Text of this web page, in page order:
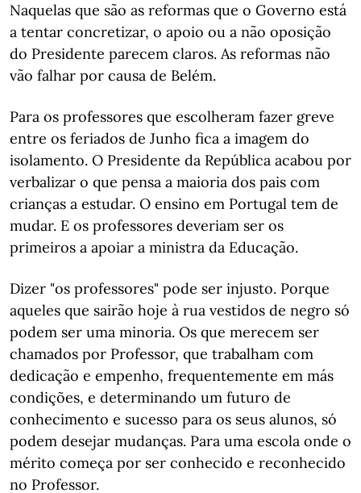
Naquelas que são as reformas que o Governo está
a tentar concretizar, o apoio ou a não oposição
do Presidente parecem claros. As reformas não
vão falhar por causa de Belém.
Para os professores que escolheram fazer greve
entre os feriados de Junho fica a imagem do
isolamento. O Presidente da República acabou por
verbalizar o que pensa a maioria dos pais com
crianças a estudar. O ensino em Portugal tem de
mudar. E os professores deveriam ser os
primeiros a apoiar a ministra da Educação.
Dizer "os professores" pode ser injusto. Porque
aqueles que sairão hoje à rua vestidos de negro só
podem ser uma minoria. Os que merecem ser
chamados por Professor, que trabalham com
dedicação e empenho, frequentemente em más
condições, e determinando um futuro de
conhecimento e sucesso para os seus alunos, só
podem desejar mudanças. Para uma escola onde o
mérito começa por ser conhecido e reconhecido
no Professor.